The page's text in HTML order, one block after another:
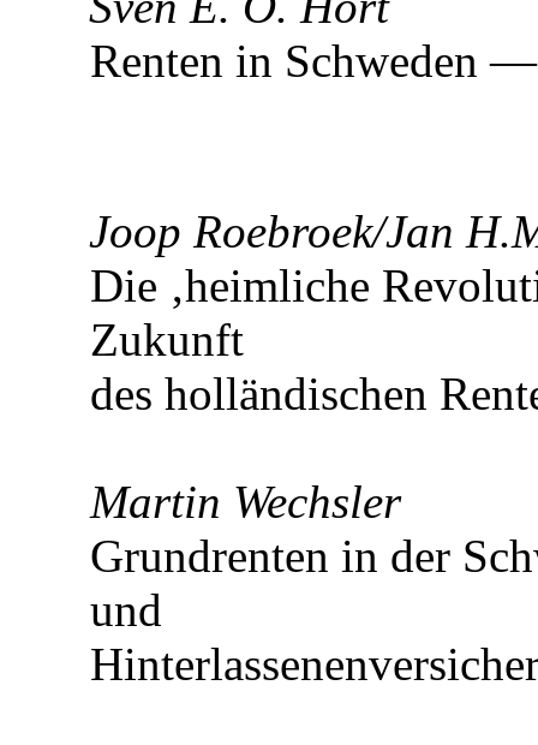
Renten in Schweden
Joop Roebroek/Jan
Die ‚heimliche
Zukunft
des holländischen
Martin Wechsler
Grundrenten in der
und